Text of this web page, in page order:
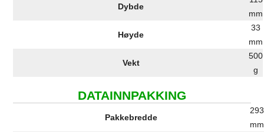
Dybde
mm
Høyde
33
mm
Vekt
500
g
DATAINNPAKKING
Pakkebredde
293
mm